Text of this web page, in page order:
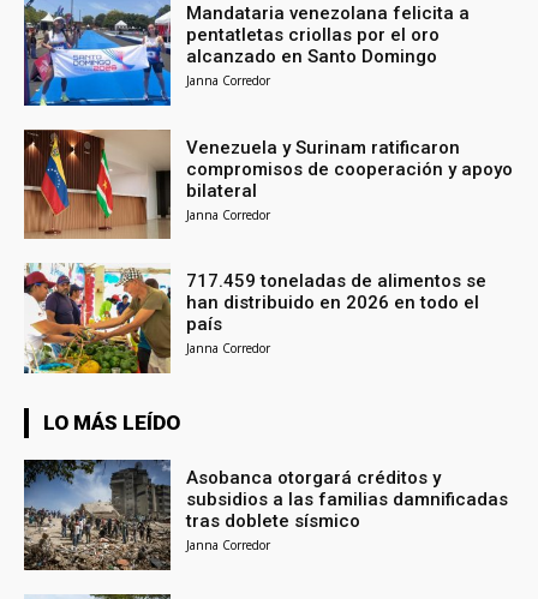
Mandataria venezolana felicita a
pentatletas criollas por el oro
alcanzado en Santo Domingo
Janna Corredor
Venezuela y Surinam ratificaron
compromisos de cooperación y apoyo
bilateral
Janna Corredor
717.459 toneladas de alimentos se
han distribuido en 2026 en todo el
país
Janna Corredor
LO MÁS LEÍDO
Asobanca otorgará créditos y
subsidios a las familias damnificadas
tras doblete sísmico
Janna Corredor